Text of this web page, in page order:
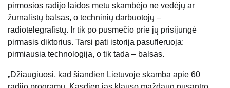
pirmosios radijo laidos metu skambėjo ne vedėjų ar
žurnalistų balsas, o techninių darbuotojų –
radiotelegrafistų. Ir tik po pusmečio prie jų prisijungė
pirmasis diktorius. Tarsi pati istorija pasufleruoja:
pirmiausia technologija, o tik tada – balsas.
„Džiaugiuosi, kad šiandien Lietuvoje skamba apie 60